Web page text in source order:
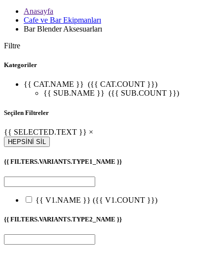
Anasayfa
Cafe ve Bar Ekipmanları
Bar Blender Aksesuarları
Filtre
Kategoriler
{{ CAT.NAME }} ({{ CAT.COUNT }})
{{ SUB.NAME }} ({{ SUB.COUNT }})
Seçilen Filtreler
{{ SELECTED.TEXT }} ×
HEPSİNİ SİL
{{ FILTERS.VARIANTS.TYPE1_NAME }}
{{ V1.NAME }} ({{ V1.COUNT }})
{{ FILTERS.VARIANTS.TYPE2_NAME }}